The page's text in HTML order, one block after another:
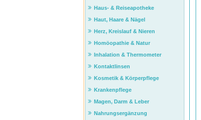
Haus- & Reiseapotheke
Haut, Haare & Nägel
Herz, Kreislauf & Nieren
Homöopathie & Natur
Inhalation & Thermometer
Kontaktlinsen
Kosmetik & Körperpflege
Krankenpflege
Magen, Darm & Leber
Nahrungsergänzung